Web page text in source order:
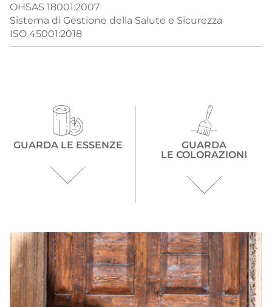
OHSAS 18001:2007
Sistema di Gestione della Salute e Sicurezza
ISO 45001:2018
GUARDA LE ESSENZE
GUARDA
LE COLORAZIONI